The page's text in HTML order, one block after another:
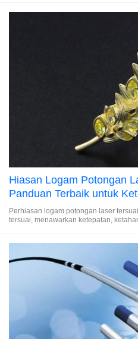
Hiasan Logam Potongan
Panduan Terbaik untuk
Perhiasan logam potongan laser
tersuai, menawarkan ketepatan,